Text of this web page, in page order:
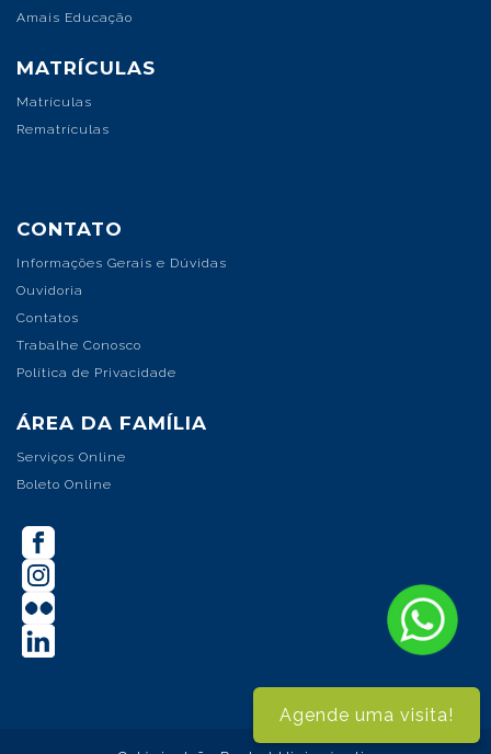
Amais Educação
MATRÍCULAS
Matrículas
Rematrículas
CONTATO
Informações Gerais e Dúvidas
Ouvidoria
Contatos
Trabalhe Conosco
Política de Privacidade
ÁREA DA FAMÍLIA
Serviços Online
Boleto Online
Agende uma visita!